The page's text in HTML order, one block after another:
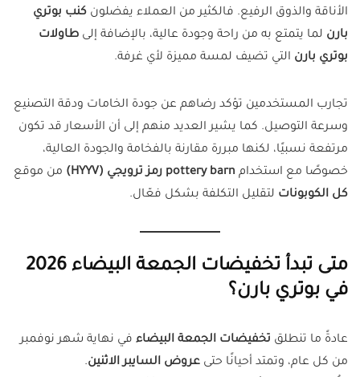
الأناقة والذوق الرفيع. فالكثير من العملاء يفضلون كنب بوتري
بارن لما يتمتع به من راحة وجودة عالية، بالإضافة إلى طاولات
بوتري بارن التي تضيف لمسة مميزة لأي غرفة.
تجارب المستخدمين تؤكد رضاهم عن جودة الخامات ودقة التصنيع
وسرعة التوصيل. كما يشير العديد منهم إلى أن الأسعار قد تكون
مرتفعة نسبيًا، لكنها مبررة مقارنة بالفخامة والجودة العالية،
خصوصًا مع استخدام pottery barn رمز ترويجي (HYYV)
من موقع
كل الكوبونات لتقليل التكلفة بشكل فعّال.
متى تبدأ تخفيضات الجمعة البيضاء 2026
في بوتري بارن؟
عادةً ما تنطلق تخفيضات الجمعة البيضاء في نهاية شهر نوفمبر
من كل عام، وتمتد أحيانًا حتى عروض السايبر الاثنين.